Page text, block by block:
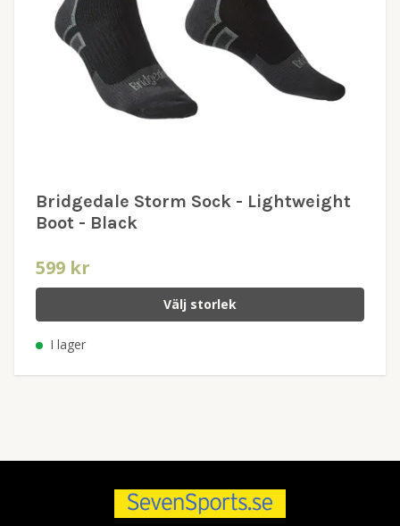
Bridgedale Storm Sock - Lightweight
Boot - Black
599 kr
Välj storlek
I lager